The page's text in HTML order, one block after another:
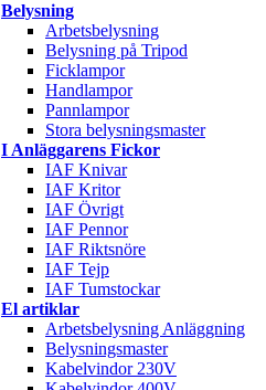
Belysning
Arbetsbelysning
Belysning på Tripod
Ficklampor
Handlampor
Pannlampor
Stora belysningsmaster
I Anläggarens Fickor
IAF Knivar
IAF Kritor
IAF Övrigt
IAF Pennor
IAF Riktsnöre
IAF Tejp
IAF Tumstockar
El artiklar
Arbetsbelysning Anläggning
Belysningsmaster
Kabelvindor 230V